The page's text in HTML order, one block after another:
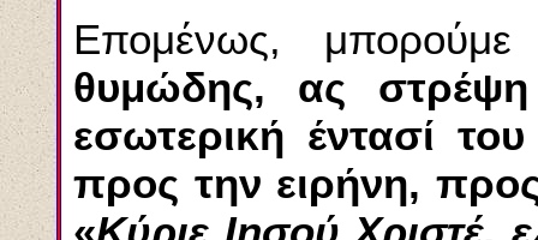
Επομένως, μπορούμε
θυμώδης, ας
εσωτερική έντασί
προς την ειρήνη,